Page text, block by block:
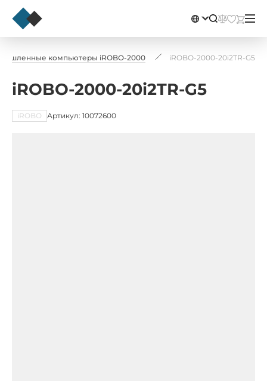
компьютеры iROBO-2000 iROBO-2000-20i2TR-G5
iROBO-2000-20i2TR-G5
iROBO Артикул: 10072600